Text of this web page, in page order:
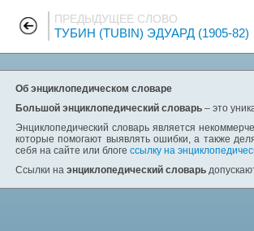
ПРЕДЫДУЩЕЕ СЛОВО
ТУБИН (TUBIN) ЭДУАРД (1905-82)
Об энциклопедическом словаре
Большой энциклопедический словарь – это
Энциклопедический словарь является
которые помогают выявлять ошибки, а также
себя на сайте или блоге ссылку на
Ссылки на энциклопедический словарь